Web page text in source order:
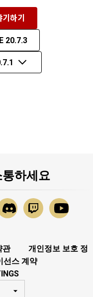
하기
20.7.3
하세요
관
개인정보 보호 정
선스 계약